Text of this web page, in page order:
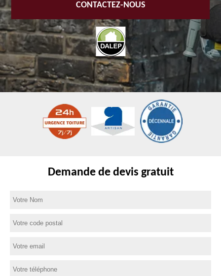
CONTACTEZ-NOUS
Demande de devis gratuit